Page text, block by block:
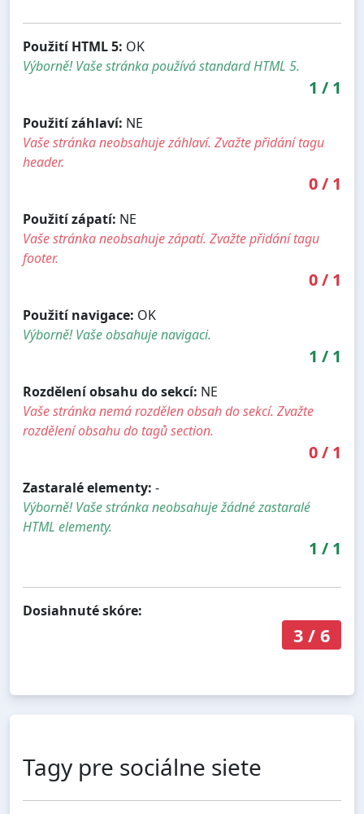
Použití HTML 5: OK
Výborně! Vaše stránka používá standard HTML 5.
1 / 1
Použití záhlaví: NE
Vaše stránka neobsahuje záhlaví. Zvažte přidání tagu
header.
0/ 1
Použití zápatí: NE
Vaše stránka neobsahuje zápatí. Zvažte přidání tagu
footer.
0/ 1
Použití navigace: OK
Výborně! Vaše obsahuje navigaci.
1 / 1
Rozdělení obsahu do sekcí: NE
Vaše stránka nemá rozdělen obsah do sekcí. Zvažte
rozdělení obsahu do tagů section.
0/ 1
Zastaralé elementy: -
Výborně! Vaše stránka neobsahuje žádné zastaralé
HTML elementy.
1 / 1
Dosiahnuté skóre:
3/ 6
Tagy pre sociálne siete